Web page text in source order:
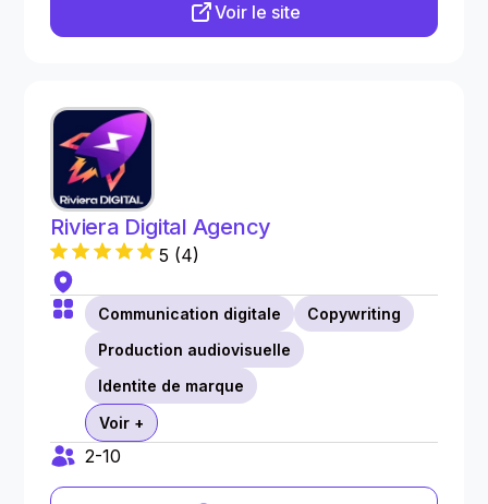
Voir le site
Riviera Digital Agency
5 (4)
Communication digitale
Copywriting
Production audiovisuelle
Identite de marque
Voir +
2-10